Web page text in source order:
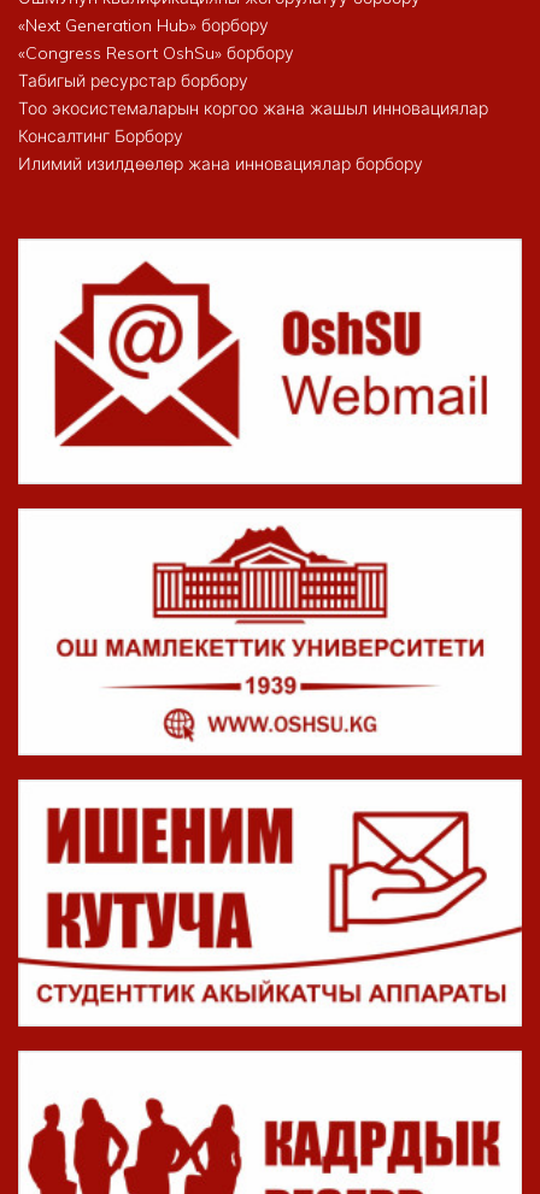
«Next Generation Hub» борбору
«Congress Resort OshSu» борбору
Табигый ресурстар борбору
Тоо экосистемаларын коргоо жана жашыл инновациялар
Консалтинг Борбору
Илимий изилдөөлөр жана инновациялар борбору